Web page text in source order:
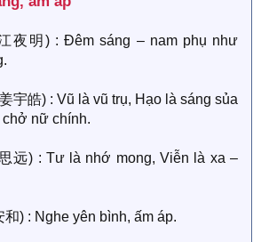
夜明) : Đêm sáng – nam phụ như
宇皓) : Vũ là vũ trụ, Hạo là sáng sủa
nữ chính.
远) : Tư là nhớ mong, Viễn là xa –
) : Nghe yên bình, ấm áp.